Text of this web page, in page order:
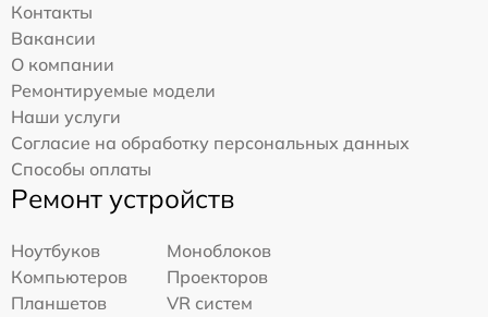
Контакты
Вакансии
О компании
Ремонтируемые модели
Наши услуги
Согласие на обработку персональных данных
Способы оплаты
Ремонт устройств
Ноутбуков
Моноблоков
Компьютеров
Проекторов
Планшетов
VR систем